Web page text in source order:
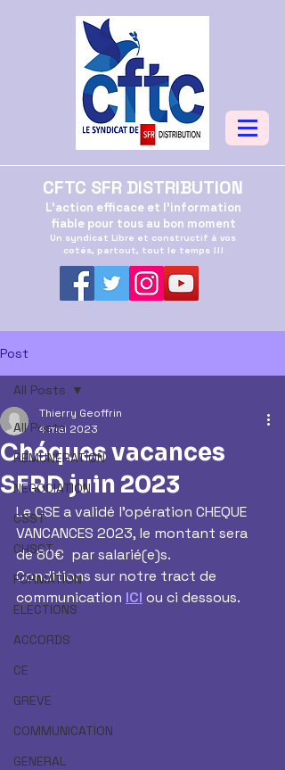
CFTC SFR DISTRIBUTION
L'action efficace et l'information
fiable pour tous au bon moment
Un syndicat Libre et constructif à vos
cotés, partout, tout le temps !!!
Post
All Posts
REMUNERATION
NEGOCIATION
CSST
CHSCT
FORMATION
ELECTIONS
ACCORDS
CE
GREVE
COMMUNICATION
GENERAL
All Posts
Chéques vacances
SFRD juin 2023
Thierry Geoffrin
4 mai 2023
Le CSE a validé l'opération CHEQUE
VANCANCES 2023, le montant sera
de 80€  par salarié(e)s.
Conditions sur notre tract de
communication ICI ou ci dessous.